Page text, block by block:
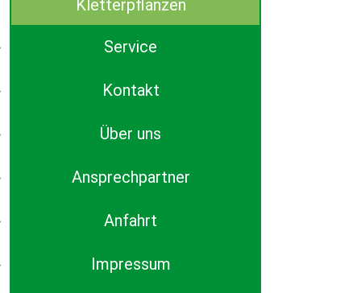
Kletterpflanzen
Service
Kontakt
Über uns
Ansprechpartner
Anfahrt
Impressum